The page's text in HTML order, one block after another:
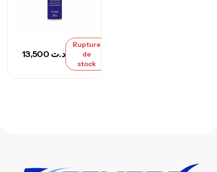
د.ت
Rupture
de
stock